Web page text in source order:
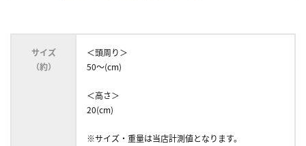
サイズ
（約）
＜頭周り＞
50～(cm)
＜高さ＞
20(cm)
※サイズ・重量は当店計測値となります。